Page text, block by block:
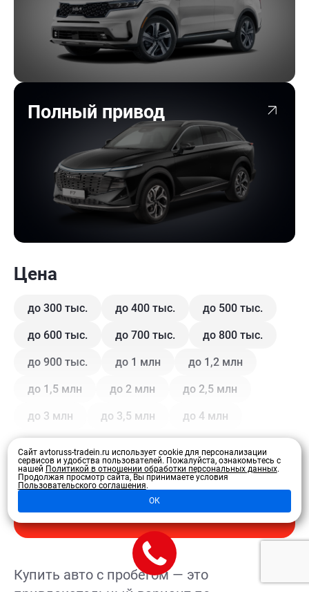
Полный привод
Цена
до 300 тыс. до 400 тыс. до 500 тыс.
до 600 тыс. до 700 тыс. до 800 тыс.
до 900 тыс. до 1 млн до 1,2 млн
до 1,5 млн до 2 млн до 2,5 млн
до 3 млн до 3,5 млн до 4 млн
Кузов
Внедорожник
Седан Хэтчбек 3 дв. Хэтчбек 5 дв.
Минивэн Кроссовер
Универсал Универсал 5 дв.
Развернуть
Купить авто с пробегом — это
Сайт avtoruss-tradein.ru использует cookie для персонализации
сервисов и удобства пользователей. Пожалуйста, ознакомьтесь с
нашей Политикой в отношении обработки персональных данных.
Продолжая просмотр сайта, Вы принимаете условия
Пользовательского соглашения.
ОК